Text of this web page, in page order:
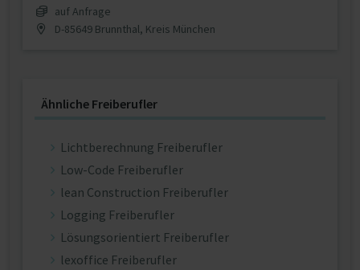
auf Anfrage
D-85649 Brunnthal, Kreis München
Ähnliche Freiberufler
Lichtberechnung Freiberufler
Low-Code Freiberufler
lean Construction Freiberufler
Logging Freiberufler
Lösungsorientiert Freiberufler
lexoffice Freiberufler